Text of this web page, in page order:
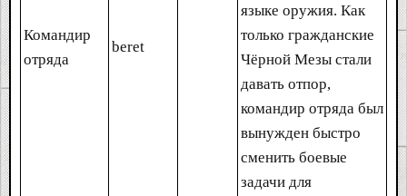
Командир
отряда
beret
языке оружия. Как
только гражданские
Чёрной Мезы стали
давать отпор,
командир отряда был
вынужден быстро
сменить боевые
задачи для